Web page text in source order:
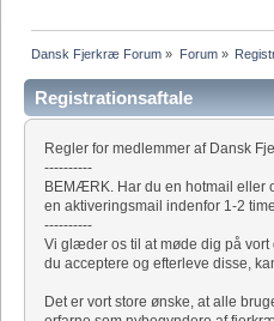
Dansk Fjerkræ Forum » Forum»
Registrationsaftale
Regler for medlemmer af Dansk
----------
BEMÆRK. Har du en hotmail eller
en aktiveringsmail indenfor 1-2
----------
Vi glæder os til at møde dig på
du acceptere og efterleve disse,
Det er vort store ønske, at alle